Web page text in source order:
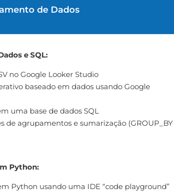
de Dados
e SQL:
no Google Looker Studio
baseado em dados usando Google
uma base de dados SQL
de agrupamentos e sumarização (GROUP_BY
Python:
Python usando uma IDE “code playground”